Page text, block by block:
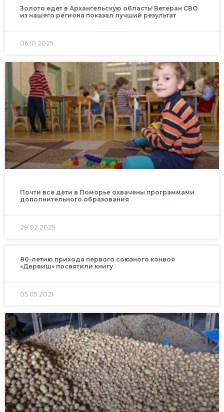
Золото едет в Архангельскую область! Ветеран СВО
из нашего региона показал лучший результат
06.10.2025
Почти все дети в Поморье охвачены программами
дополнительного образования
28.02.2025
80-летию прихода первого союзного конвоя
«Дервиш» посвятили книгу
05.05.2021